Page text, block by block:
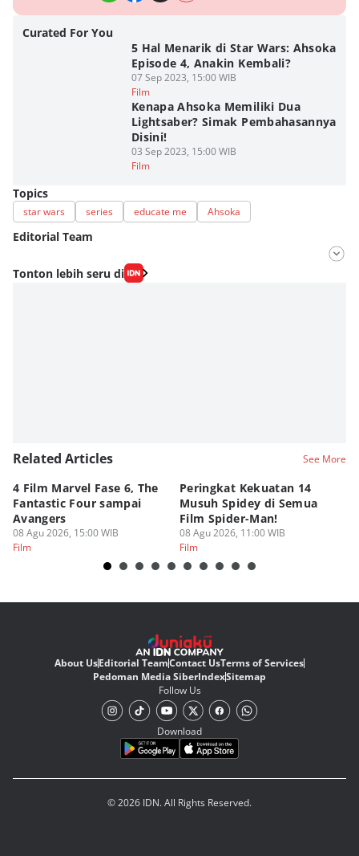
Curated For You
5 Hal Menarik di Star Wars: Ahsoka
Episode 4, Anakin Kembali?
07 Sep 2023, 15:00 WIB
Film
Kenapa Ahsoka Memiliki Dua
Lightsaber? Simak Pembahasannya
Disini!
03 Sep 2023, 15:00 WIB
Film
Topics
star wars series educate me Ahsoka
Editorial Team
Editor
Nadia Agatha Pramesthi
Tonton lebih seru di
Related Articles See More
4 Film Marvel Fase 6, The
Fantastic Four sampai
Avangers
08 Agu 2026, 15:00 WIB
Film
Peringkat Kekuatan 14
Musuh Spidey di Semua
Film Spider-Man!
08 Agu 2026, 11:00 WIB
Film
About UsEditorial TeamContact UsTerms of Services
Pedoman Media SiberIndexSitemap
Follow Us
Download
© 2026 IDN. All Rights Reserved.